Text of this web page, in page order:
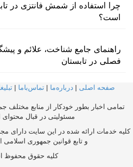
چرا استفاده از شمش فانتزی در
است؟
راهنمای جامع شناخت، علائم و
فصلی در تابستان
صفحه اصلی | درباره‌ما | تماس‌با‌ما |
تمامی اخبار بطور خودکار از منابع
مسئولیتی در قبال محتوای
کلیه خدمات ارائه شده در این سایت دارای
و تابع قوانین جمهوری اسلامی
کلیه حقوق محفوظ